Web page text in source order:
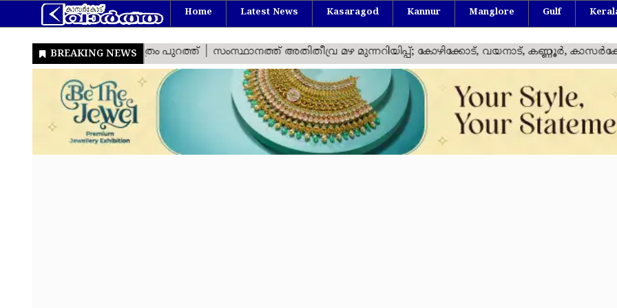
Home Latest News Kasaragod Kannur Manglore Gulf